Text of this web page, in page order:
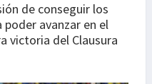
de conseguir los
avanzar en el
victoria del Clausura